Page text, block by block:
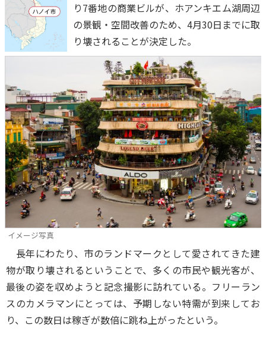
り7番地の商業ビルが、ホアンキエム湖周辺
の景観・空間改善のため、4月30日までに取
り壊されることが決定した。
イメージ写真
長年にわたり、市のランドマークとして愛されてきた建
物が取り壊されるということで、多くの市民や観光客が、
最後の姿を収めようと記念撮影に訪れている。フリーラン
スのカメラマンにとっては、予期しない特需が到来してお
り、この数日は稼ぎが数倍に跳ね上がったという。